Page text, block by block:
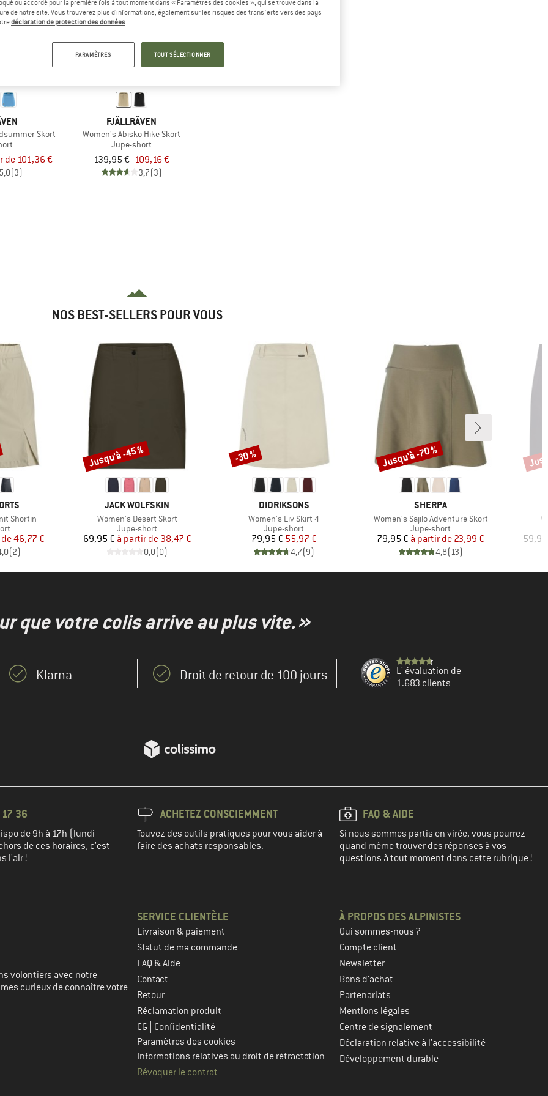
Skort
de 101,36 €
5,0(3)
FJÄLLRÄVEN
Women's Abisko Hike Skort
Jupe-short
139,95 € 109,16 €
3,7(3)
NOS BEST-SELLERS POUR VOUS
Shortin
réduit
46,77 €
(2)
MARQUE
JACK WOLFSKIN
Article
Women's Desert Skort
Product group
Jupe-short
Prix
69,95 € Prix réduit
à partir de 38,47 €
0,0(0)
Remise
Jusqu'à -45 %
MARQUE
DIDRIKSONS
Article
Women's Liv Skirt 4
Product group
Jupe-short
Prix
79,95 €Prix réduit
55,97 €
4,7(9)
Remise
-30 %
MARQUE
SHERPA
Article
Women's Sajilo Adventure Skort
Product group
Jupe-short
Prix
79,95 € Prix réduit
à partir de 23,99 €
4,8(13)
Remise
Jusqu'à -70 %
que votre colis arrive au plus vite. »
Klarna Droit de retour de 100 jours
L' évaluation de
1.683 clients
36
de 9h à 17h (lundi-
de ces horaires, c'est
l'air !
ACHETEZ CONSCIEMMENT
Touvez des outils pratiques pour vous aider à
faire des achats responsables.
FAQ & AIDE
Si nous sommes partis en virée, vous pourrez
quand même trouver des réponses à vos
questions à tout moment dans cette rubrique !
étape
volontiers avec notre
curieux de connaître votre
SERVICE CLIENTÈLE
Livraison & paiement
Statut de ma commande
FAQ & Aide
Contact
Retour
Réclamation produit
CG
Confidentialité
Paramètres des cookies
Informations relatives au droit de rétractation
Révoquer le contrat
À PROPOS DES ALPINISTES
Qui sommes-nous ?
Compte client
Newsletter
Bons d'achat
Partenariats
Mentions légales
Centre de signalement
Déclaration relative à l'accessibilité
Développement durable
ou accordé pour la première fois à tout moment dans « Paramètres des cookies », qui se trouve dans la
de notre site. Vous trouverez plus d'informations, également sur les risques des transferts vers des pays
déclaration de protection des données.
PARAMÈTRES TOUT SÉLECTIONNER